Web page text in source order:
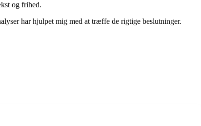
og frihed.
har hjulpet mig med at træffe de rigtige beslutninger.